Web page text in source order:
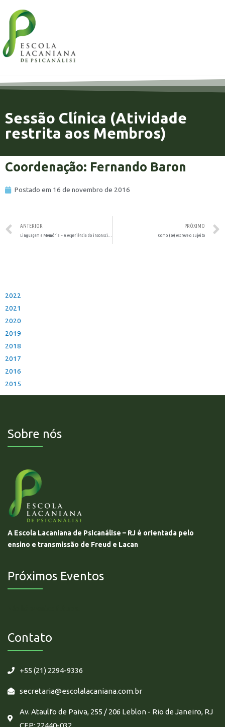
Sessão Clínica (Atividade
restrita aos Membros)
Coordenação: Fernando Baron
Postado em 16 de novembro de 2016
ANTERIOR PRÓXIMO
Como (se) escreve o sujeito
2022
2021
2020
2019
2018
2017
2016
2015
Sobre nós
A Escola Lacaniana de Psicanálise – RJ é orientada pelo
ensino e transmissão de Freud e Lacan
Próximos Eventos
Contato
+55 (21) 2294-9336
secretaria@escolalacaniana.com.br
Av. Ataulfo de Paiva, 255 / 206 Leblon - Rio de Janeiro, RJ
CEP: 22440-032